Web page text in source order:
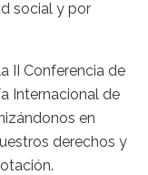
social y por
II Conferencia de
Internacional de
en
derechos y